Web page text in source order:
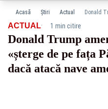
Acasă Știri Actual
ACTUAL· 1 min citire
Donald Trump
«șterge de pe fața
dacă atacă nave